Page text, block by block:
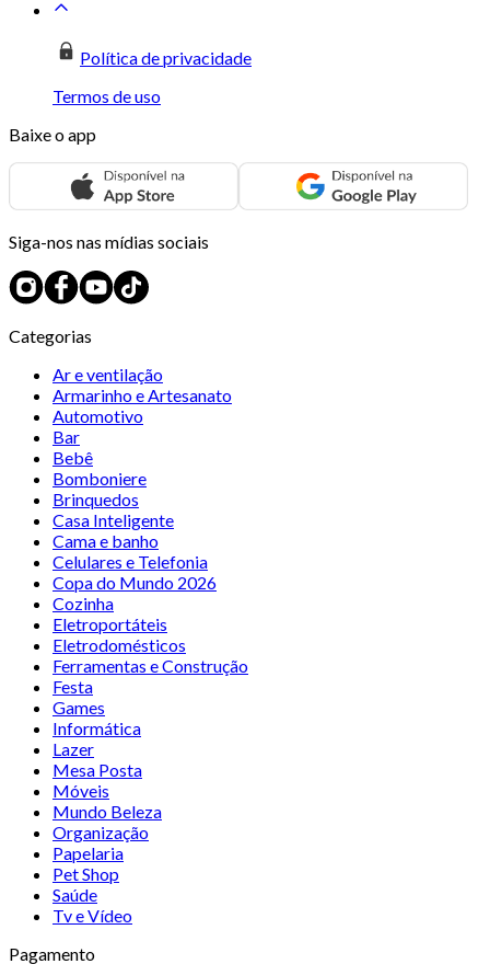
Política de privacidade
Termos de uso
Baixe o app
Siga-nos nas mídias sociais
Categorias
Ar e ventilação
Armarinho e Artesanato
Automotivo
Bar
Bebê
Bomboniere
Brinquedos
Casa Inteligente
Cama e banho
Celulares e Telefonia
Copa do Mundo 2026
Cozinha
Eletroportáteis
Eletrodomésticos
Ferramentas e Construção
Festa
Games
Informática
Lazer
Mesa Posta
Móveis
Mundo Beleza
Organização
Papelaria
Pet Shop
Saúde
Tv e Vídeo
Pagamento